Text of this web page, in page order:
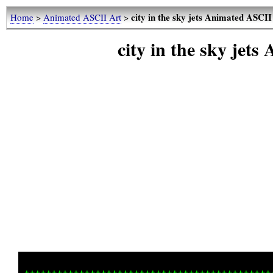
Home>Animated ASCII Art>city in the sky jets Animated
city in the sky jets